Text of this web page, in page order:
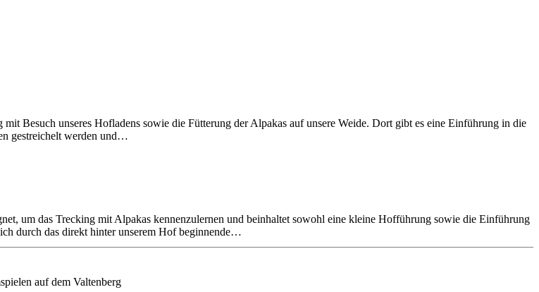
Besuch unseres Hofladens sowie die Fütterung der Alpakas auf unsere Weide. Dort gibt es eine Einführung in die
gestreichelt werden und…
um das Trecking mit Alpakas kennenzulernen und beinhaltet sowohl eine kleine Hofführung sowie die Einführung
durch das direkt hinter unserem Hof beginnende…
auf dem Valtenberg